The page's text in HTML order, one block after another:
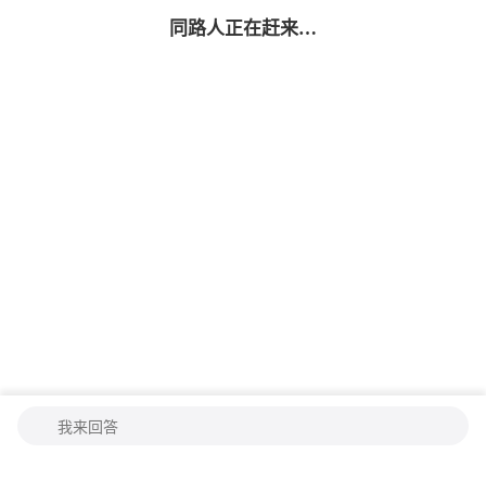
同路人正在赶来…